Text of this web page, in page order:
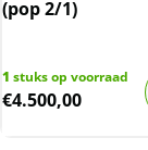
(pop 2/1)
1 stuks op voorraad
€4.500,00